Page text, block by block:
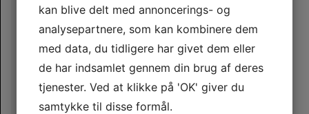
kan blive delt med annoncerings- og
analysepartnere, som kan kombinere dem
med data, du tidligere har givet dem eller
de har indsamlet gennem din brug af deres
tjenester. Ved at klikke på 'OK' giver du
samtykke til disse formål.